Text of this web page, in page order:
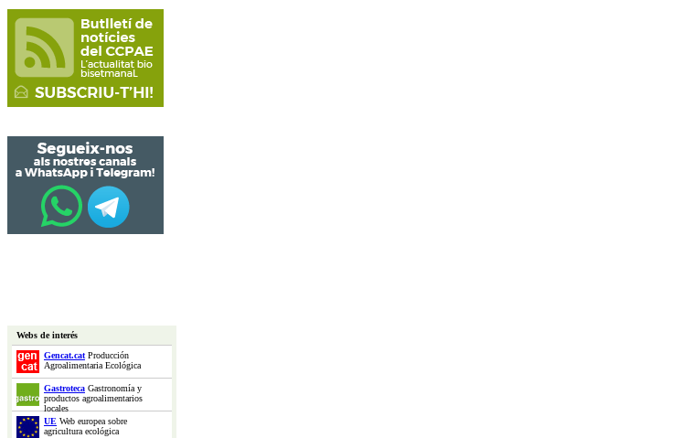
Webs de interés
Gencat.catProducción
Agroalimentaria Ecológica
Gastroteca Gastronomía y
productos agroalimentarios
locales
UE Web europea sobre
agricultura ecológica